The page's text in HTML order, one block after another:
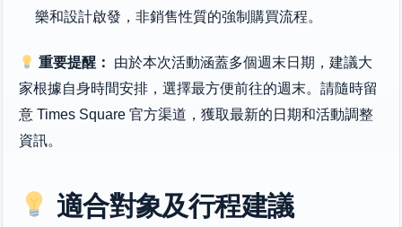
樂和設計啟發，非銷售性質的強制購買流程。
重要提醒：
由於本次活動涵蓋多個週末日期，建議大
家根據自身時間安排，選擇最方便前往的週末。請隨時留
意 Times Square 官方渠道，獲取最新的日期和活動調整
資訊。
適合對象及行程建議